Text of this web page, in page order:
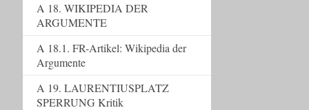
A 18. WIKIPEDIA DER
ARGUMENTE
A 18.1. FR-Artikel: Wikipedia der
Argumente
A 19. LAURENTIUSPLATZ
SPERRUNG Kritik